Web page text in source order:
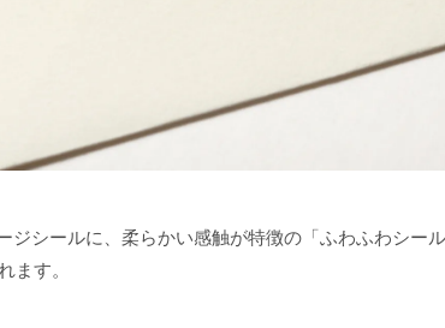
ジシールに、柔らかい感触が特徴の「ふわふわシー
ます。